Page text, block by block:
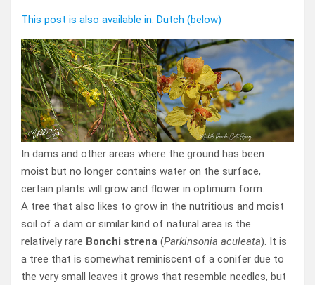
This post is also available in: Dutch (below)
In dams and other areas where the ground has been
moist but no longer contains water on the surface,
certain plants will grow and flower in optimum form.
A tree that also likes to grow in the nutritious and moist
soil of a dam or similar kind of natural area is the
relatively rare Bonchi strena (Parkinsonia aculeata). It is
a tree that is somewhat reminiscent of a conifer due to
the very small leaves it grows that resemble needles, but